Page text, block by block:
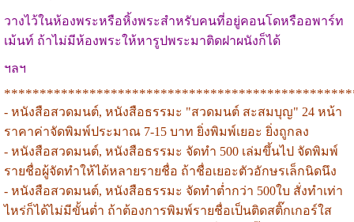
วางไว้ในห้องพระหรือหิ้งพระสำหรับคนที่อยู่คอนโดหรืออพาร์ท
เม้นท์ ถ้าไม่มีห้องพระให้หารูปพระมาติดฝาผนังก็ได้
ฯลฯ
- หนังสือสวดมนต์, หนังสือธรรมะ "สวดมนต์ สะสมบุญ" 24 หน้า
ราคาค่าจัดพิมพ์ประมาณ 7-15 บาท ยิ่งพิมพ์เยอะ ยิ่งถูกลง
- หนังสือสวดมนต์, หนังสือธรรมะ จัดทำ 500 เล่มขึ้นไป จัดพิมพ์
รายชื่อผู้จัดทำให้ได้หลายรายชื่อ ถ้าชื่อเยอะตัวอักษรเล็กนิดนึง
- หนังสือสวดมนต์, หนังสือธรรมะ จัดทำต่ำกว่า 500ใบ สั่งทำเท่า
ไหร่ก็ได้ไม่มีขั้นต่ำ ถ้าต้องการพิมพ์รายชื่อเป็นติดสติ๊กเกอร์ใส